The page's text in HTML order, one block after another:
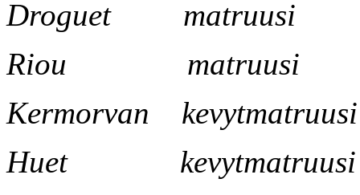
Droguet matruusi
Riou matruusi
Kermorvan kevytmatruusi
Huet kevytmatruusi